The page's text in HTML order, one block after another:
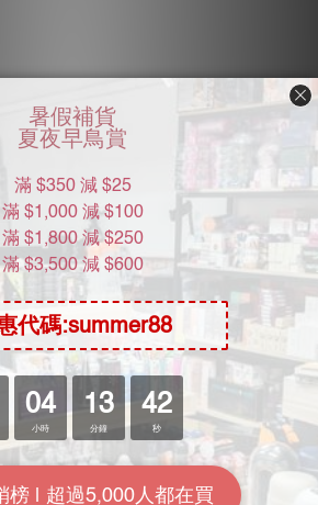
Moon River Mall